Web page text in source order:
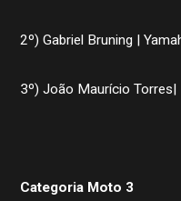
2º) Gabriel Bruning |
3º) João Maurício
Categoria Moto 3